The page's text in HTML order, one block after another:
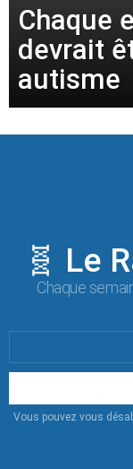
Chaque
devrait
autisme
🧬 Le
Chaque
:
Vous pouvez vous